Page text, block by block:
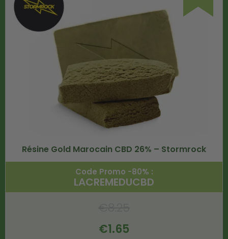
Résine Gold Marocain CBD 26% – Stormrock
Code Promo -80% :
LACREMEDUCBD
€1.65